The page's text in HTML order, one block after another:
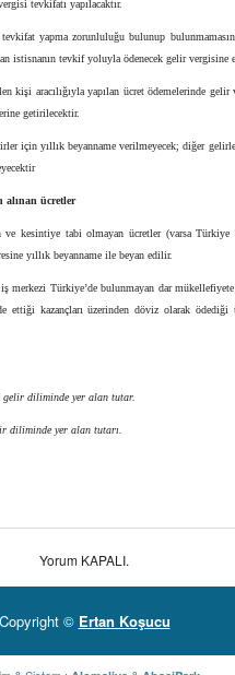
tevkifatı yapılacaktır.
tevkifat yapma zorunluluğu bulunup
istisnanın tevkif yoluyla ödenecek gelir vergisine
kişi aracılığıyla yapılan ücret ödemelerinde
getirilecektir.
için yıllık beyanname verilmeyecek; diğer
alınan ücretler
ve kesintiye tabi olmayan ücretler (varsa
yıllık beyanname ile beyan edilir.
Türkiye’de bulunmayan dar mükellefiyete
ettiği kazançları üzerinden döviz olarak
gelir diliminde yer alan tutar.
diliminde yer alan tutarı.
Yorum KAPALI.
Copyright © Ertan Koşucu